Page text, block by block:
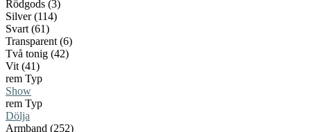
Rödgods (3)
Silver (114)
Svart (61)
Transparent (6)
Två tonig (42)
Vit (41)
rem Typ
Show
rem Typ
Dölja
Armband (252)